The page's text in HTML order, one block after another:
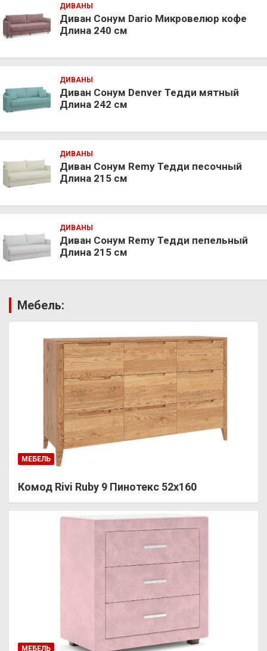
ДИВАНЫ
Диван Сонум Dario Микровелюр кофе
Длина 240 см
ДИВАНЫ
Диван Сонум Denver Тедди мятный
Длина 242 см
ДИВАНЫ
Диван Сонум Remy Тедди песочный
Длина 215 см
ДИВАНЫ
Диван Сонум Remy Тедди пепельный
Длина 215 см
Мебель:
МЕБЕЛЬ
Комод Rivi Ruby 9 Пинотекс 52х160
МЕБЕЛЬ